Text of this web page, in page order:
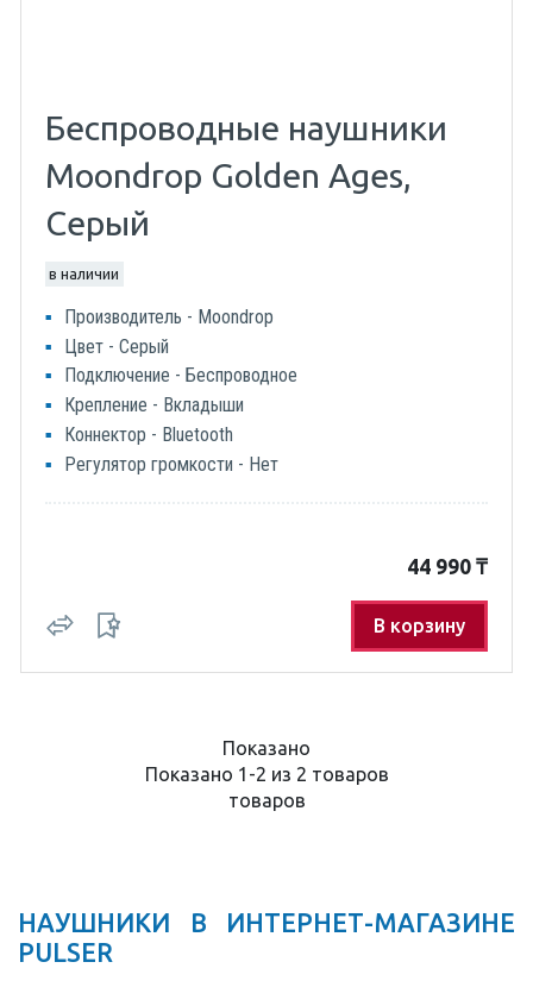
Беспроводные наушники
Moondrop Golden Ages,
Серый
в наличии
Производитель - Moondrop
Цвет - Серый
Подключение - Беспроводное
Крепление - Вкладыши
Коннектор - Bluetooth
Регулятор громкости - Нет
44 990 ₸
В корзину
Показано
Показано 1-2 из 2 товаров
товаров
НАУШНИКИ В ИНТЕРНЕТ-МАГАЗИНЕ
PULSER